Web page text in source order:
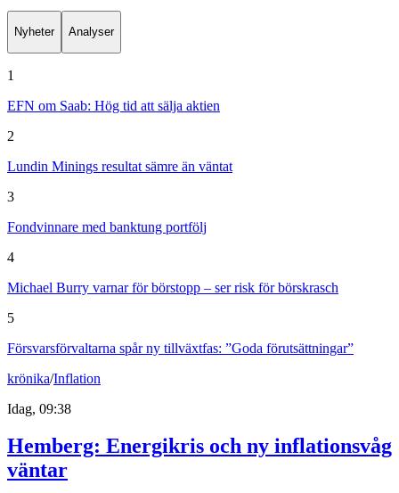
Nyheter Analyser
1
EFN om Saab: Hög tid att sälja aktien
2
Lundin Minings resultat sämre än väntat
3
Fondvinnare med banktung portfölj
4
Michael Burry varnar för börstopp – ser risk för börskrasch
5
Försvarsförvaltarna spår ny tillväxtfas: ”Goda förutsättningar”
krönika/Inflation
Idag, 09:38
Hemberg: Energikris och ny inflationsvåg
väntar